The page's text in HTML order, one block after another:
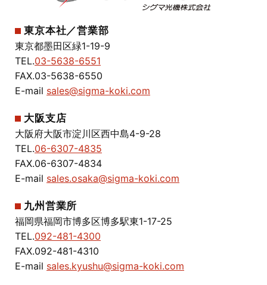
東京本社／営業部
東京都墨田区緑1-19-9
TEL.03-5638-6551
FAX.03-5638-6550
E-mail sales@sigma-koki.com
大阪支店
大阪府大阪市淀川区西中島4-9-28
TEL.06-6307-4835
FAX.06-6307-4834
E-mail sales.osaka@sigma-koki.com
九州営業所
福岡県福岡市博多区博多駅東1-17-25
TEL.092-481-4300
FAX.092-481-4310
E-mail sales.kyushu@sigma-koki.com